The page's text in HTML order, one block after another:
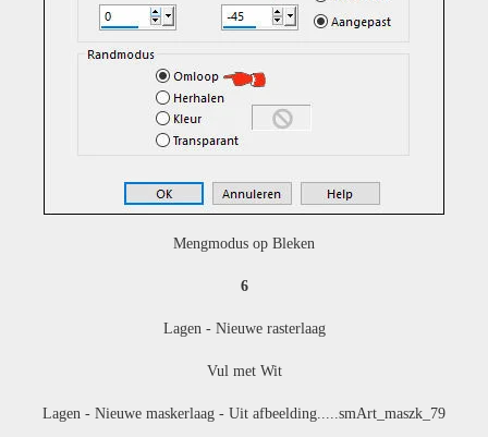
Mengmodus op Bleken
6
Lagen - Nieuwe rasterlaag
Vul met Wit
Lagen - Nieuwe maskerlaag - Uit afbeelding..... smArt_maszk_79